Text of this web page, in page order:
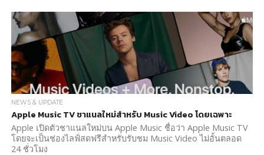
NEWS & UPDATE
Apple Music TV ชาแนลใหม่สำหรับ Music Video โดยเฉพาะ
Apple เปิดตัวชาแนลใหม่บน Apple Music ชื่อว่า Apple Music TV
โดยจะเป็นช่องไลฟ์สดฟรีสำหรับรับชม Music Video ไม่อั้นตลอด
24 ชั่วโมง